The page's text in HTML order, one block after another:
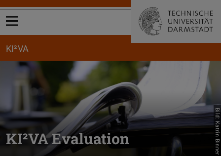
Menü öffnen
KI²VA
KI²VA Evaluation Bild: Katrin Binner